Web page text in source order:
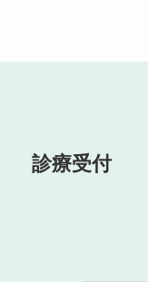
診療受付